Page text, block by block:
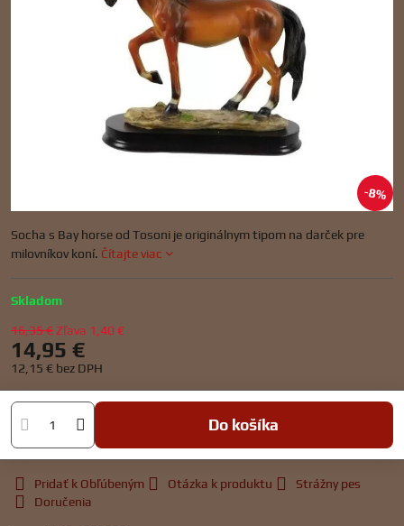
8%
Socha s Bay horse od Tosoni je originálnym tipom na darček pre
milovníkov koní. Čítajte viac
Skladom
16,35 €Zľava 1,40 €
14,95 €
12,15 € bez DPH
Do košíka
Pridať k Obľúbeným Otázka k produktu
Strážny pes
Doručenia